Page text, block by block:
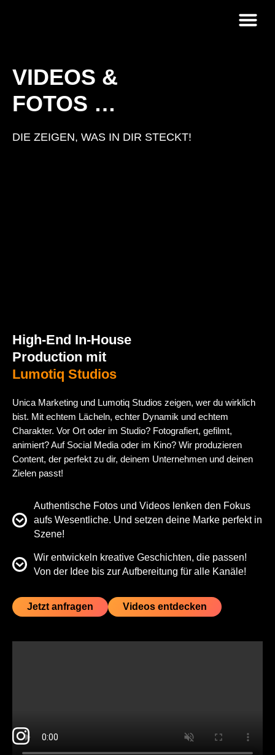
VIDEOS &
FOTOS …​
DIE ZEIGEN, WAS IN DIR STECKT!
High-End In-House
Production mit
Lumotiq Studios
Unica Marketing und Lumotiq Studios zeigen, wer du wirklich
bist. Mit echtem Lächeln, echter Dynamik und echtem
Charakter. Vor Ort oder im Studio? Fotografiert, gefilmt,
animiert? Auf Social Media oder im Kino? Wir produzieren
Content, der perfekt zu dir, deinem Unternehmen und deinen
Zielen passt!
Authentische Fotos und Videos lenken den Fokus
aufs Wesentliche. Und setzen deine Marke perfekt in
Szene!
Wir entwickeln kreative Geschichten, die passen!
Von der Idee bis zur Aufbereitung für alle Kanäle!
Jetzt anfragen Videos entdecken